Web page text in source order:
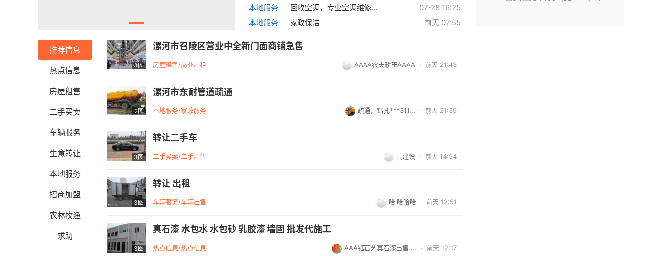
本地服务
回收空调，专业空调维修...
07-28 16:25
本地服务
家政保洁 前天 07:55
推荐信息
热点信息
房屋租售
二手买卖
车辆服务
生意转让
本地服务
招商加盟
农林牧渔
求助
3图
漯河市召陵区营业中全新门面商铺急售
房屋租售/商业出租 AAAA农夫耕田AAAA · 前天 21:43
2图
漯河市东耐管道疏通
本地服务/家政服务 疏通，钻孔***311... · 前天 21:39
3图
转让二手车
二手买卖/二手出售 黄建设 · 前天 14:54
3图
转让 出租
车辆服务/车辆出售 哈 哈哈哈 · 前天 12:51
3图
真石漆 水包水 水包砂 乳胶漆 墙固 批发代施工
热点信息/热点信息 AAA钰石艺真石漆出售 ... · 前天 12:17